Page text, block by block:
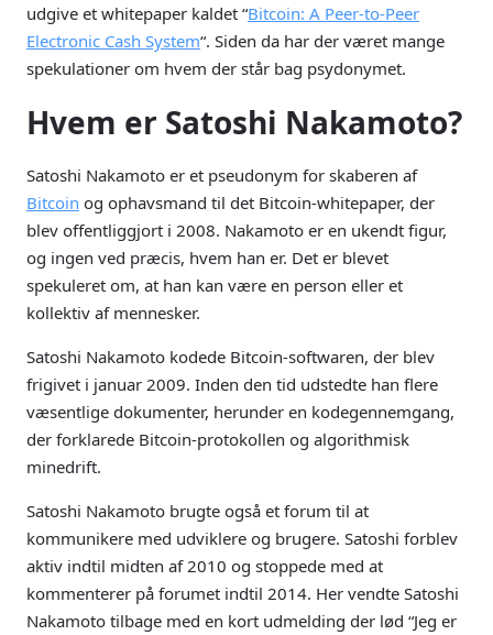
udgive et whitepaper kaldet “Bitcoin: A Peer-to-Peer
Electronic Cash System“. Siden da har der været mange
spekulationer om hvem der står bag psydonymet.
Hvem er Satoshi Nakamoto?
Satoshi Nakamoto er et pseudonym for skaberen af
Bitcoin og ophavsmand til det Bitcoin-whitepaper, der
blev offentliggjort i 2008. Nakamoto er en ukendt figur,
og ingen ved præcis, hvem han er. Det er blevet
spekuleret om, at han kan være en person eller et
kollektiv af mennesker.
Satoshi Nakamoto kodede Bitcoin-softwaren, der blev
frigivet i januar 2009. Inden den tid udstedte han flere
væsentlige dokumenter, herunder en kodegennemgang,
der forklarede Bitcoin-protokollen og algorithmisk
minedrift.
Satoshi Nakamoto brugte også et forum til at
kommunikere med udviklere og brugere. Satoshi forblev
aktiv indtil midten af ​​2010 og stoppede med at
kommenterer på forumet indtil 2014. Her vendte Satoshi
Nakamoto tilbage med en kort udmelding der lød “Jeg er